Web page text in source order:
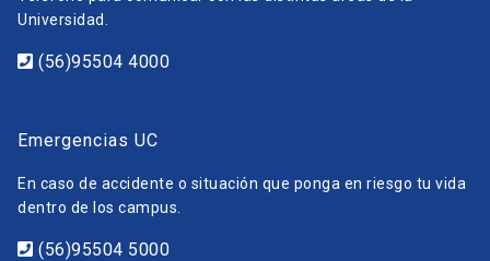
Universidad.
(56)95504 4000
Emergencias UC
En caso de accidente o situación que ponga en riesgo tu vida
dentro de los campus.
(56)95504 5000